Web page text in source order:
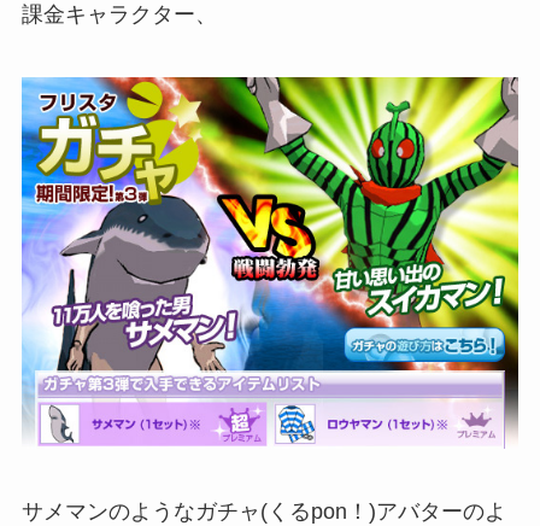
課金キャラクター、
サメマンのようなガチャ(くるpon！)アバターのよ